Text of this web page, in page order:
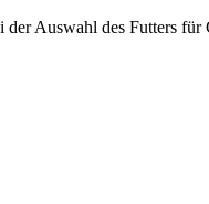
Auswahl des Futters für